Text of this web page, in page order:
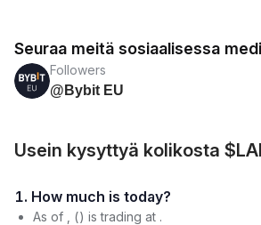
Seuraa meitä sosiaalisessa
Followers
@Bybit EU
Usein kysyttyä kolikosta
1. How much is today?
As of , () is trading at .